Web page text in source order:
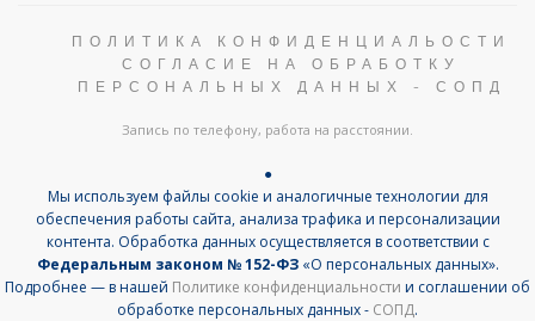
ПОЛИТИКА КОНФИДЕНЦИАЛЬОСТИ
СОГЛАСИЕ НА ОБРАБОТКУ
ПЕРСОНАЛЬНЫХ ДАННЫХ - СОПД
Запись по телефону, работа на расстоянии.
●
Мы используем файлы cookie и аналогичные технологии для
обеспечения работы сайта, анализа трафика и персонализации
контента. Обработка данных осуществляется в соответствии с
Федеральным законом № 152-ФЗ«О персональных данных».
Подробнее — в нашей Политике конфиденциальности и соглашении об
обработке персональных данных - СОПД.